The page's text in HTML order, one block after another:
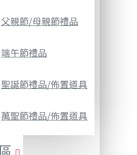
父親節/母親節禮品
端午節禮品
聖誕節禮品/佈置道具
萬聖節禮品/佈置道具